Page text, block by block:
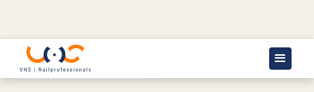
Terug naar actueel